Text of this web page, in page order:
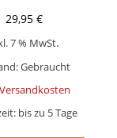
29,95 €
7 % MwSt.
Gebraucht
Versandkosten
bis zu 5 Tage